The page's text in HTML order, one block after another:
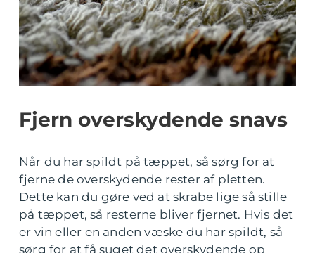
Fjern overskydende snavs
Når du har spildt på tæppet, så sørg for at
fjerne de overskydende rester af pletten.
Dette kan du gøre ved at skrabe lige så stille
på tæppet, så resterne bliver fjernet. Hvis det
er vin eller en anden væske du har spildt, så
sørg for at få suget det overskydende op